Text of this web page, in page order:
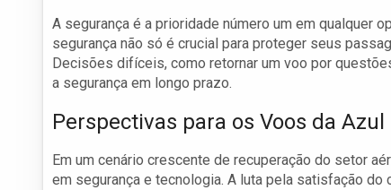
A segurança é a prioridade número um em qualquer
segurança não só é crucial para proteger seus
Decisões difíceis, como retornar um voo por
a segurança em longo prazo.
Perspectivas para os Voos da Azul
Em um cenário crescente de recuperação do setor
em segurança e tecnologia. A luta pela satisfação